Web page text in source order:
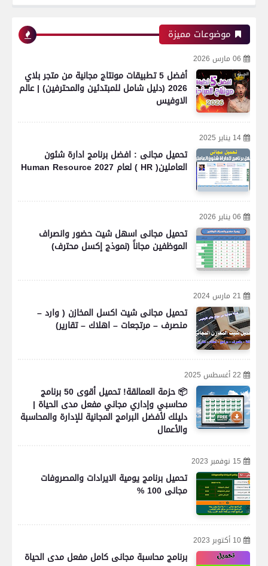
موضوعات مميزة
06 مارس 2026
أفضل 5 تطبيقات مونتاج مجانية من متجر بلاي
2026 (دليل شامل للمبتدئين والمحترفين) | عالم
الاوفيس
14 يناير 2025
تحميل مجانى : افضل برنامج ادارة شئون
العاملين( HR ) لعام 2027 Human Resource
06 يناير 2026
تحميل مجانى اسهل شيت حضور وانصراف
الموظفين مجاناً (نموذج إكسل محترف)
21 مارس 2024
تحميل مجانى شيت اكسل المخازن ( وارد –
منصرف – مرتجعات – اهلاك – تقارير)
22 أغسطس 2025
📦 حزمة العمالقة! تحميل أقوى 50 برنامج
محاسبي وإداري مجاني مفعل مدى الحياة |
دليلك لأفضل البرامج المجانية للإدارة والمحاسبة
والأعمال
15 نوفمبر 2023
تحميل برنامج يومية الايرادات والمصروفات
مجانى 100 %
10 أكتوبر 2023
برنامج محاسبة مجانى كامل مفعل مدى الحياة